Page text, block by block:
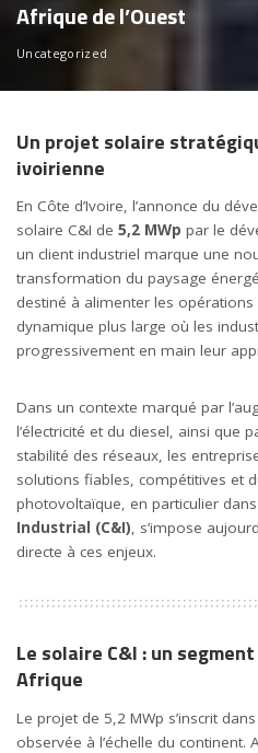
Afrique de l’Ouest
Uncategorized
Un projet solaire
ivoirienne
En Côte d’Ivoire, l’annonce du
solaire C&I de 5,2 MWp par le
un client industriel marque une
transformation du paysage
destiné à alimenter les opérations
dynamique plus large où les
progressivement en main leur
Dans un contexte marqué par
l’électricité et du diesel, ainsi que
stabilité des réseaux, les
solutions fiables, compétitives et
photovoltaïque, en particulier
Industrial (C&I), s’impose
directe à ces enjeux.
Le solaire C&I : un
Afrique
Le projet de 5,2 MWp s’inscrit
observée à l’échelle du